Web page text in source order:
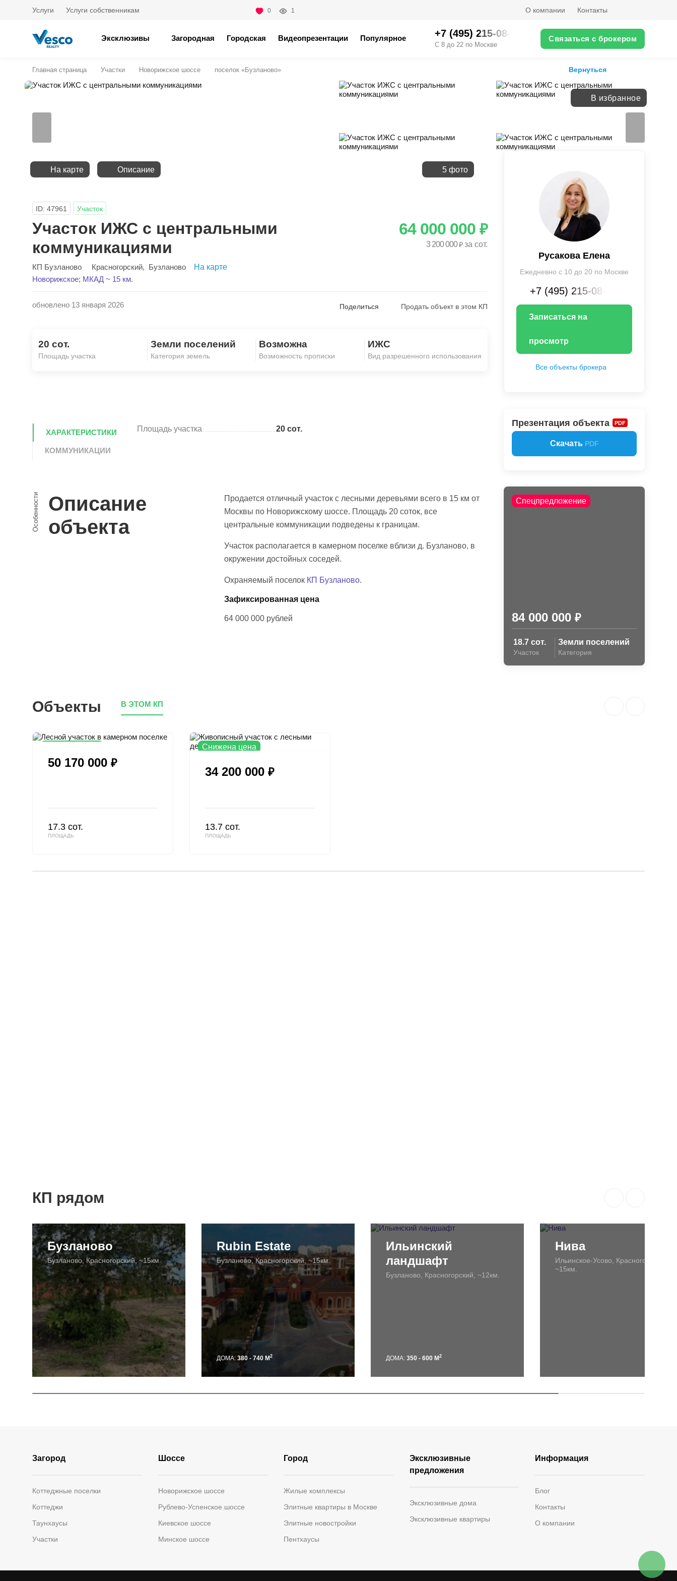
Услуги Услуги собственникам 0 1 О компании Контакты
Эксклюзивы Загородная Городская Видеопрезентации Популярное +7 (495) 215-08-XX
С 8 до 22 по Москве
Связаться с брокером
Главная страница Участки Новорижское шоссе поселок «Бузланово» Вернуться
В избранное
На карте Описание 5 фото
ID: 47961 Участок
Участок ИЖС с центральными
коммуникациями
64 000 000 ₽
3 200 000₽ за сот.
КП Бузланово Красногорский, Бузланово
На карте
Новорижское; МКАД ~ 15 км.
обновлено 13 января 2026 Поделиться
Скопировать ссылку
Продать объект в этом КП
20 сот.
Площадь участка
Земли поселений
Категория земель
Возможна
Возможность прописки
ИЖС
Вид разрешенного использования
ХАРАКТЕРИСТИКИ
КОММУНИКАЦИИ
Площадь участка 20 сот.
Особенности Описание
объекта
Продается отличный участок с лесными деревьями всего в 15 км от
Москвы по Новорижскому шоссе. Площадь 20 соток, все
центральные коммуникации подведены к границам.
Участок располагается в камерном поселке вблизи д. Бузланово, в
окружении достойных соседей.
Охраняемый поселок КП Бузланово.
Зафиксированная цена
64 000 000 рублей
Русакова Елена
Ежедневно с 10 до 20 по Москве
+7 (495) 215-08-XX
Записаться на
просмотр
Все объекты брокера
Презентация объекта PDF
Скачать PDF
Спецпредложение
84 000 000 ₽
18.7 сот.
Участок
Земли поселений
Категория
Объекты В ЭТОМ КП
50 170 000 ₽
17.3 сот.
ПЛОЩАДЬ
Снижена цена
34 200 000 ₽
13.7 сот.
ПЛОЩАДЬ
КП рядом
Бузланово
Бузланово, Красногорский, ~15км.
Rubin Estate
Бузланово, Красногорский, ~15км.
ДОМА: 380 - 740 М 2
Ильинский
ландшафт
Бузланово, Красногорский, ~12км.
ДОМА: 350 - 600 М 2
Нива
Ильинское-Усово, Красногорский,
~15км.
Загород
Коттеджные поселки
Коттеджи
Таунхаусы
Участки
Шоссе
Новорижское шоссе
Рублево-Успенское шоссе
Киевское шоссе
Минское шоссе
Город
Жилые комплексы
Элитные квартиры в Москве
Элитные новостройки
Пентхаусы
Эксклюзивные
предложения
Эксклюзивные дома
Эксклюзивные квартиры
Информация
Блог
Контакты
О компании